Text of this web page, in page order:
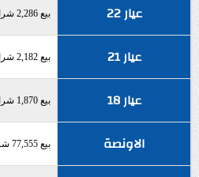
عيار 22 بيع 2,286 شراء 2,296
عيار 21 بيع 2,182 شراء 2,192
عيار 18 بيع 1,870 شراء 1,879
الاونصة بيع 77,555 شراء 77,910